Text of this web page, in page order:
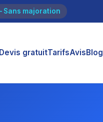
majoration
Devis gratuitTarifsAvisBlog